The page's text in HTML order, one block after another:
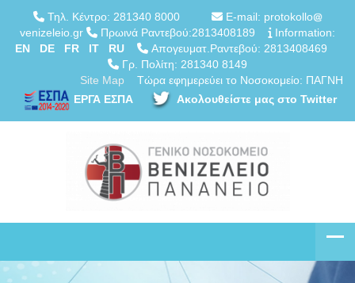
Τηλ. Κέντρο: 281340 8000
E-mail: protokollo
venizeleio.gr
Πρωινά Ραντεβού:2813408189
Information:
EN
DE FR IT RU
Απογευματ.Ραντεβού: 2813408469
Γρ. Πολίτη: 281340 8149
Site Map Τώρα εφημερεύει το Νοσοκομείο: ΠΑΓΝΗ
ΕΡΓΑ ΕΣΠΑ
Ακολουθείστε μας στο Twitter